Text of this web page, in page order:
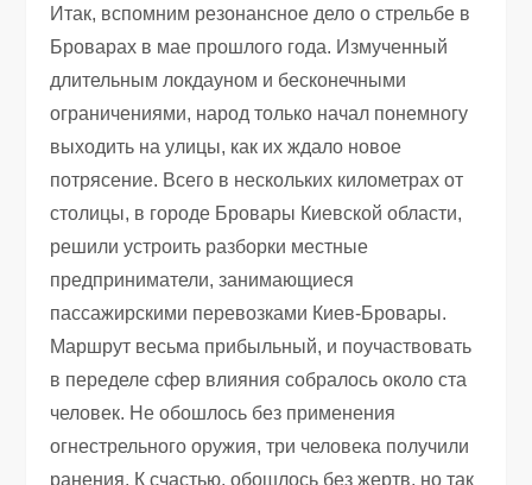
Итак, вспомним резонансное дело о стрельбе в
Броварах в мае прошлого года. Измученный
длительным локдауном и бесконечными
ограничениями, народ только начал понемногу
выходить на улицы, как их ждало новое
потрясение. Всего в нескольких километрах от
столицы, в городе Бровары Киевской области,
решили устроить разборки местные
предприниматели, занимающиеся
пассажирскими перевозками Киев-Бровары.
Маршрут весьма прибыльный, и поучаствовать
в переделе сфер влияния собралось около ста
человек. Не обошлось без применения
огнестрельного оружия, три человека получили
ранения. К счастью, обошлось без жертв, но так